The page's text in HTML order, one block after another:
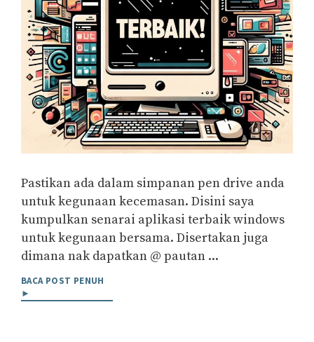
Pastikan ada dalam simpanan pen drive anda
untuk kegunaan kecemasan. Disini saya
kumpulkan senarai aplikasi terbaik windows
untuk kegunaan bersama. Disertakan juga
dimana nak dapatkan @ pautan ...
BACA POST PENUH
►